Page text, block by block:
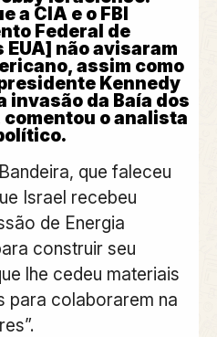
a CIA e o FBI
Federal de
não avisaram
assim como
Kennedy
invasão da Baía dos
comentou o analista
que faleceu
Israel recebeu
de Energia
construir seu
lhe cedeu materiais
para colaborarem na